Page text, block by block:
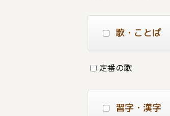
歌・ことば
定番の歌
習字・漢字